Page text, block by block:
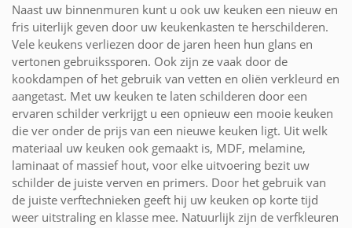
Naast uw binnenmuren kunt u ook uw keuken een nieuw en
fris uiterlijk geven door uw keukenkasten te herschilderen.
Vele keukens verliezen door de jaren heen hun glans en
vertonen gebruikssporen. Ook zijn ze vaak door de
kookdampen of het gebruik van vetten en oliën verkleurd en
aangetast. Met uw keuken te laten schilderen door een
ervaren schilder verkrijgt u een opnieuw een mooie keuken
die ver onder de prijs van een nieuwe keuken ligt. Uit welk
materiaal uw keuken ook gemaakt is, MDF, melamine,
laminaat of massief hout, voor elke uitvoering bezit uw
schilder de juiste verven en primers. Door het gebruik van
de juiste verftechnieken geeft hij uw keuken op korte tijd
weer uitstraling en klasse mee. Natuurlijk zijn de verfkleuren